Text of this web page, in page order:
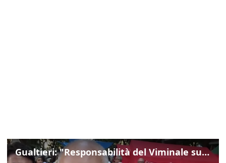
Gualtieri: "Responsabilità del Viminale su Spin Time? La posizione dei partiti è nota"